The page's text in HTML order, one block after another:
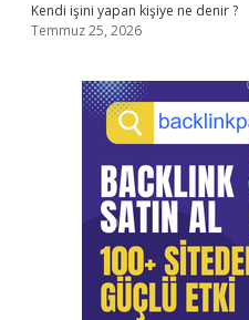
Kendi işini yapan kişiye ne denir ?
Temmuz 25, 2026